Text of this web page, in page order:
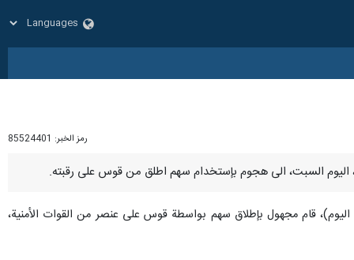
رمز الخبر: 85524401
داسيتش"، انه في حوالي الساعة 11:00 صباحا (بالتوقيت المحلي اليوم)، قام مجهول بإطلاق سهم بواسطة قوس على عنصر من القوات الأمنية،